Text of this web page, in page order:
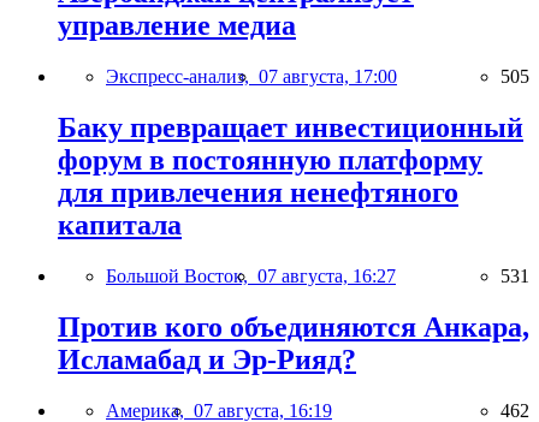
управление медиа
Экспресс-анализ, 07 августа, 17:00 505
Баку превращает инвестиционный
форум в постоянную платформу
для привлечения ненефтяного
капитала
Большой Восток, 07 августа, 16:27 531
Против кого объединяются Анкара,
Исламабад и Эр-Рияд?
Америка, 07 августа, 16:19 462